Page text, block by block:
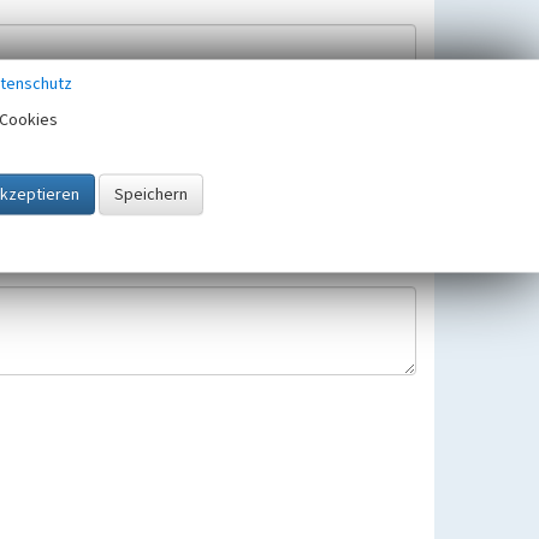
gespeichert und verwendet.
gültigen Europäischen